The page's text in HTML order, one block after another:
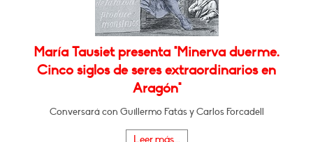
María Tausiet presenta "Minerva duerme.
Cinco siglos de seres extraordinarios en
Aragón"
Conversará con Guillermo Fatás y Carlos Forcadell